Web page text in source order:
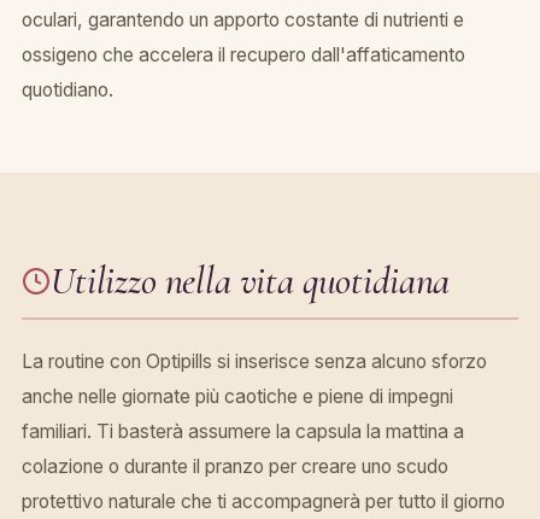
oculari, garantendo un apporto costante di nutrienti e
ossigeno che accelera il recupero dall'affaticamento
quotidiano.
Utilizzo nella vita quotidiana
La routine con Optipills si inserisce senza alcuno sforzo
anche nelle giornate più caotiche e piene di impegni
familiari. Ti basterà assumere la capsula la mattina a
colazione o durante il pranzo per creare uno scudo
protettivo naturale che ti accompagnerà per tutto il giorno